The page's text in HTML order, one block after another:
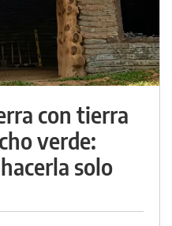
con tierra
verde:
solo